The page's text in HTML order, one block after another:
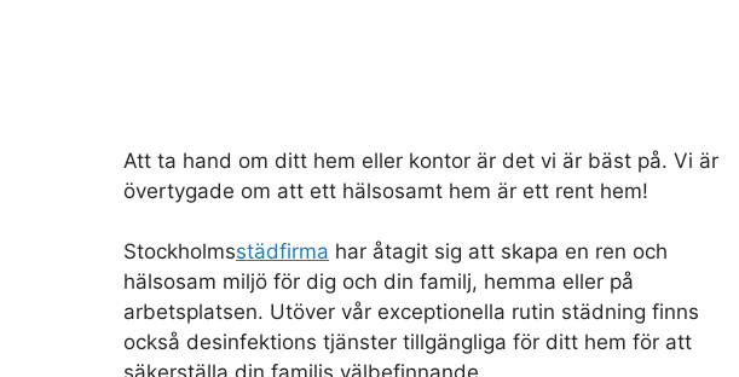
Att ta hand om ditt hem eller kontor är det vi är bäst på. Vi är
övertygade om att ett hälsosamt hem är ett rent hem!
Stockholmsstädfirma har åtagit sig att skapa en ren och
hälsosam miljö för dig och din familj, hemma eller på
arbetsplatsen. Utöver vår exceptionella rutin städning finns
också desinfektions tjänster tillgängliga för ditt hem för att
säkerställa din familjs välbefinnande.